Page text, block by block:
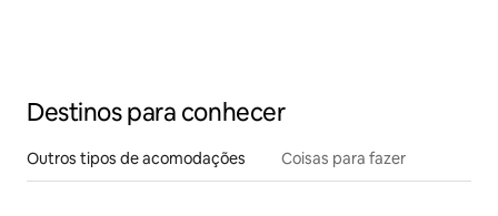
Destinos para conhecer
Outros tipos de acomodações Coisas para fazer